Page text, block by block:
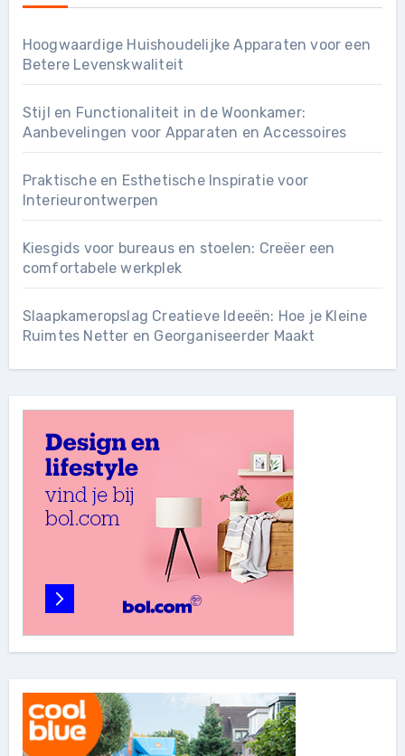
Hoogwaardige Huishoudelijke Apparaten voor een
Betere Levenskwaliteit
Stijl en Functionaliteit in de Woonkamer:
Aanbevelingen voor Apparaten en Accessoires
Praktische en Esthetische Inspiratie voor
Interieurontwerpen
Kiesgids voor bureaus en stoelen: Creëer een
comfortabele werkplek
Slaapkameropslag Creatieve Ideeën: Hoe je Kleine
Ruimtes Netter en Georganiseerder Maakt